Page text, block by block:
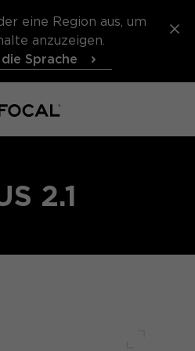
eine Region aus, um
anzuzeigen.
Sprache
2.1